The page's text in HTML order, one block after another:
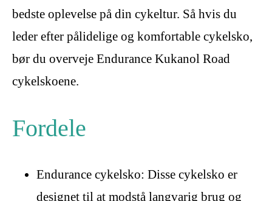
bedste oplevelse på din cykeltur. Så hvis du
leder efter pålidelige og komfortable cykelsko,
bør du overveje Endurance Kukanol Road
cykelskoene.
Fordele
Endurance cykelsko: Disse cykelsko er
designet til at modstå langvarig brug og